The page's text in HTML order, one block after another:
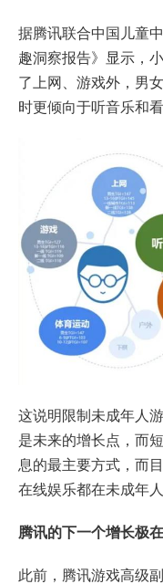
据腾讯联合中国儿童
趣洞察报告》显示，
了上网、游戏外，男
时更倾向于听音乐和看
这说明限制未成年人
是未来的增长点，而
息的最主要方式，而
在线娱乐都在未成年
腾讯的下一个增长极
此前，腾讯游戏高级